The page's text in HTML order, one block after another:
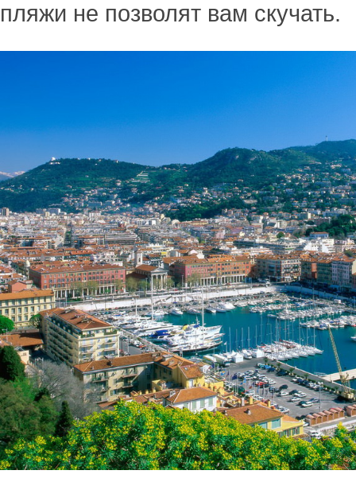
пляжи не позволят вам скучать.